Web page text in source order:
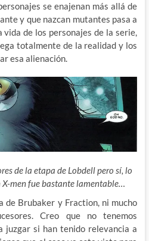
se enajenan más allá de
y que nazcan mutantes pasa a
de los personajes de la serie,
totalmente de la realidad y los
esa alienación.
de la etapa de Lobdell pero sí, lo
X-men fue bastante lamentable…
de Brubaker y Fraction, ni mucho
Creo que no tenemos
juzgar si han tenido relevancia a